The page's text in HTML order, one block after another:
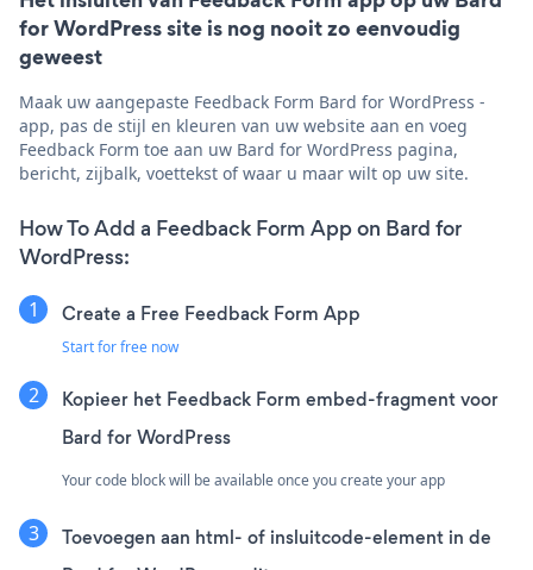
for WordPress site is nog nooit zo eenvoudig
geweest
Maak uw aangepaste Feedback Form Bard for WordPress -
app, pas de stijl en kleuren van uw website aan en voeg
Feedback Form toe aan uw Bard for WordPress pagina,
bericht, zijbalk, voettekst of waar u maar wilt op uw site.
How To Add a Feedback Form App on Bard for
WordPress:
Create a Free Feedback Form App
Start for free now
Kopieer het Feedback Form embed-fragment voor
Bard for WordPress
Your code block will be available once you create your app
Toevoegen aan html- of insluitcode-element in de